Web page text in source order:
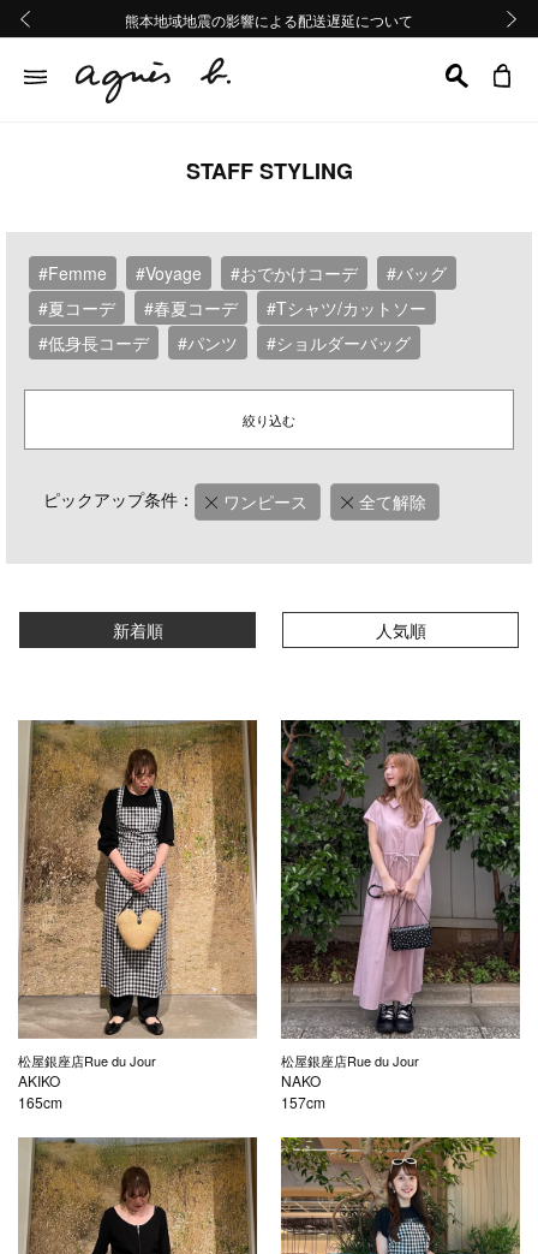
熊本地域地震の影響による配送遅延について
Summer Sale 2buy10%OFF!!
熊本地域地震の影響による配送遅延について
Summer Sale 2buy10%OFF!!
STAFF STYLING
#Femme #Voyage #おでかけコーデ
#バッグ
#夏コーデ
#春夏コーデ
#Tシャツ/カットソー
#低身長コーデ
#パンツ #ショルダーバッグ
絞り込む
ピックアップ条件： ワンピース 全て解除
新着順 人気順
松屋銀座店Rue du Jour
AKIKO
165cm
松屋銀座店Rue du Jour
NAKO
157cm